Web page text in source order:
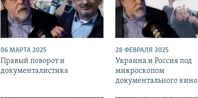
06 МАРТА 2025
Правый поворот и
документалистика
28 ФЕВРАЛЯ 2025
Украина и Россия под
микроскопом
документального кино